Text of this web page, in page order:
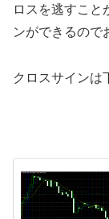
ロスを逃すこと
ンができるので
クロスサインは